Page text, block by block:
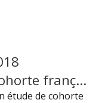
Article publié : Etude cohorte française évaluant les facteurs pronostiques dans la Maladie de Buerger ( Thromboangéite oblitérante)
étude de cohorte